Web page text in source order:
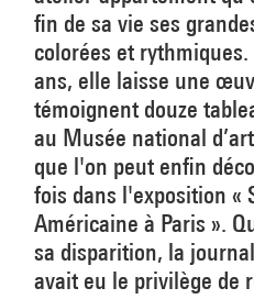
fin de sa vie ses
colorées et
ans, elle laisse une
témoignent douze
au Musée national
que l'on peut enfin
fois dans l'exposition «
Américaine à Paris ».
sa disparition, la
avait eu le privilège de